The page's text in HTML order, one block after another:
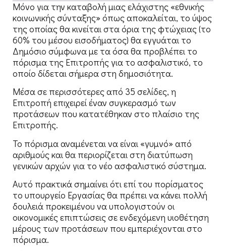
Μόνο για την καταβολή μιας ελάχιστης «εθνικής
κοινωνικής σύνταξης» όπως αποκαλείται, το ύψος
της οποίας θα κινείται στα όρια της φτώχειας (το
60% του μέσου εισοδήματος) θα εγγυάται το
Δημόσιο σύμφωνα με τα όσα θα προβλέπει το
πόρισμα της Επιτροπής για το ασφαλιστικό, το
οποίο δίδεται σήμερα στη δημοσιότητα.
Μέσα σε περισσότερες από 35 σελίδες, η
Επιτροπή επιχειρεί έναν συγκερασμό των
προτάσεων που κατατέθηκαν στο πλαίσιο της
Επιτροπής.
Το πόρισμα αναμένεται να είναι «γυμνό» από
αριθμούς και θα περιορίζεται στη διατύπωση
γενικών αρχών για το νέο ασφαλιστικό σύστημα.
Αυτό πρακτικά σημαίνει ότι επί του πορίσματος
το υπουργείο Εργασίας θα πρέπει να κάνει πολλή
δουλειά προκειμένου να υπολογιστούν οι
οικονομικές επιπτώσεις σε ενδεχόμενη υιοθέτηση
μέρους των προτάσεων που εμπεριέχονται στο
πόρισμα.